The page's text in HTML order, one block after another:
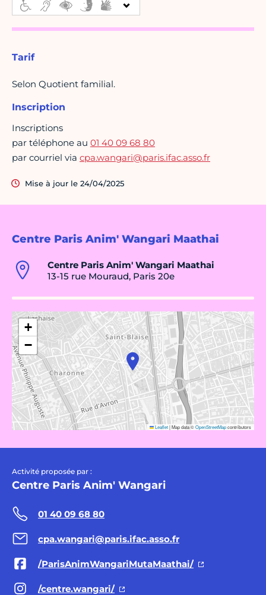
Centre Paris Anim' Wangari Maathai
Centre Paris Anim' Wangari Maathai
13-15 rue Mouraud, Paris 20e
+
−
Leaflet|Map data ©OpenStreetMapcontributors
Activité proposée par :
Centre Paris Anim' Wangari
01 40 09 68 80
cpa.wangari@paris.ifac.asso.fr
/ParisAnimWangariMutaMaathai/
/centre.wangari/
Tarif
Selon Quotient familial.
Inscription
Inscriptions
par téléphone au 01 40 09 68 80
par courriel via cpa.wangari@paris.ifac.asso.fr
Mise à jour le 24/04/2025